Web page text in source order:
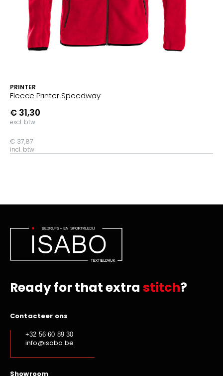
PRINTER
Fleece Printer Speedway
€ 31,30
excl. btw
€ 37,87
incl. btw
Ready for that extra stitch?
Contacteer ons
+32 56 60 89 30
info@isabo.be
Showroom